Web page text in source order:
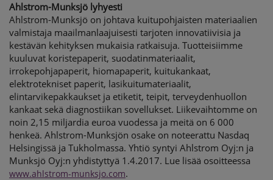
Ahlstrom-Munksjö lyhyesti
Ahlstrom-Munksjö on johtava kuitupohjaisten materiaalien
valmistaja maailmanlaajuisesti tarjoten innovatiivisia ja
kestävän kehityksen mukaisia ratkaisuja. Tuotteisiimme
kuuluvat koristepaperit, suodatinmateriaalit,
irrokepohjapaperit, hiomapaperit, kuitukankaat,
elektrotekniset paperit, lasikuitumateriaalit,
elintarvikepakkaukset ja etiketit, teipit, terveydenhuollon
kankaat sekä diagnostiikan sovellukset. Liikevaihtomme on
noin 2,15 miljardia euroa vuodessa ja meitä on 6 000
henkeä. Ahlstrom-Munksjön osake on noteerattu Nasdaq
Helsingissä ja Tukholmassa. Yhtiö syntyi Ahlstrom Oyj:n ja
Munksjö Oyj:n yhdistyttyä 1.4.2017. Lue lisää osoitteessa
www.ahlstrom-munksjo.com.